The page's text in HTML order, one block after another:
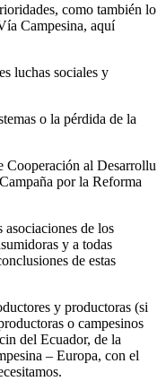
como también lo
Campesina, aquí
luchas sociales y
o la pérdida de la
Cooperación al Desarrollu
por la Reforma
asociaciones de los
y a todas
de estas
y productoras (si
o campesinos
del Ecuador, de la
– Europa, con el